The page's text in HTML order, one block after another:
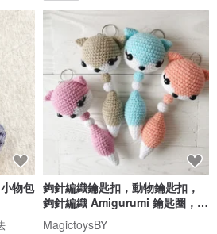
物包 鉤針編織鑰匙扣，動物鑰匙扣，
鉤針編織 Amigurumi 鑰匙圈，狐
狸鑰匙圈
MagictoysBY